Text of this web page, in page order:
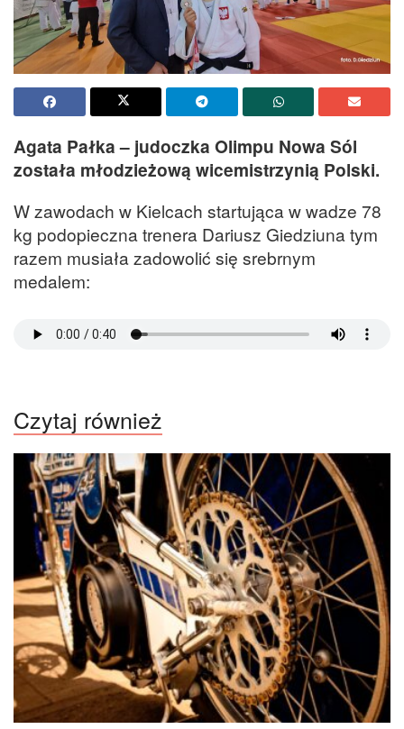
Agata Pałka – judoczka Olimpu Nowa Sól
została młodzieżową wicemistrzynią Polski.
W zawodach w Kielcach startująca w wadze 78
kg podopieczna trenera Dariusz Giedziuna tym
razem musiała zadowolić się srebrnym
medalem:
Czytaj również